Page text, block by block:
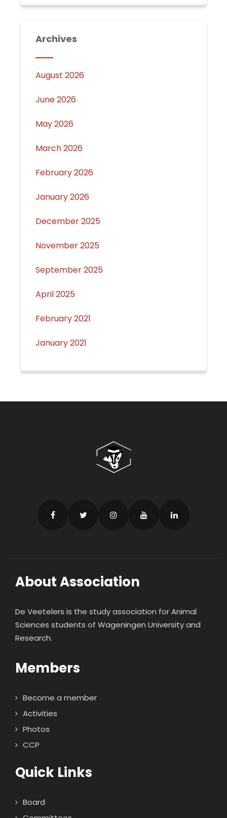
Archives
August 2026
June 2026
May 2026
March 2026
February 2026
January 2026
December 2025
November 2025
September 2025
April 2025
February 2021
January 2021
About Association
De Veetelers is the study association for Animal
Sciences students of Wageningen University and
Research.
Members
Become a member
Activities
Photos
CCP
Quick Links
Board